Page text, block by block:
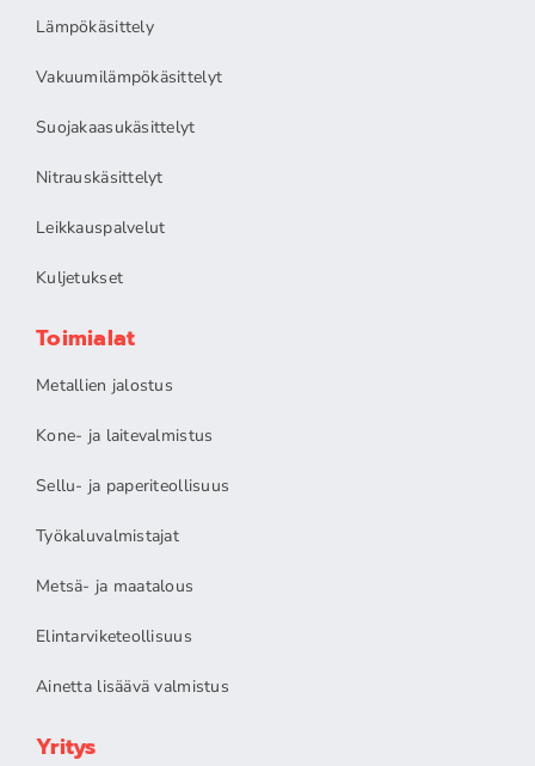
Lämpökäsittely
Vakuumilämpökäsittelyt
Suojakaasukäsittelyt
Nitrauskäsittelyt
Leikkauspalvelut
Kuljetukset
Toimialat
Metallien jalostus
Kone- ja laitevalmistus
Sellu- ja paperiteollisuus
Työkaluvalmistajat
Metsä- ja maatalous
Elintarviketeollisuus
Ainetta lisäävä valmistus
Yritys